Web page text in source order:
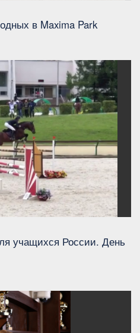
в Maxima Park
учащихся России. День